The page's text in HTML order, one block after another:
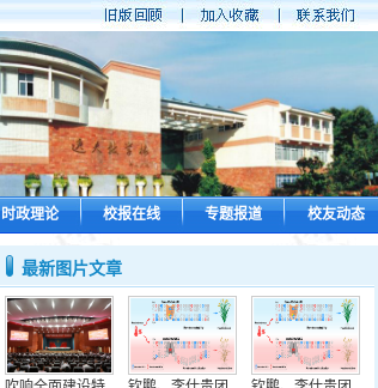
时政理论 校报在线 专题报道 校友动态
最新图片文章